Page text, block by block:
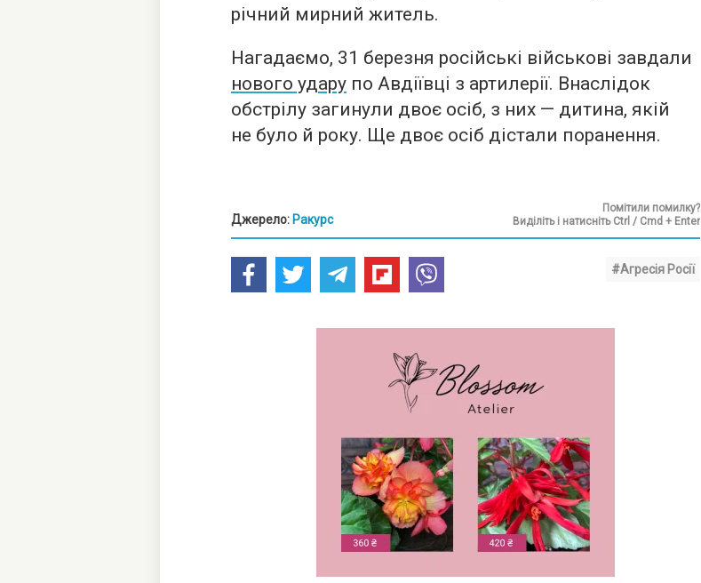
річний мирний житель.
Нагадаємо, 31 березня російські військові завдали
нового удару по Авдіївці з артилерії. Внаслідок
обстрілу загинули двоє осіб, з них — дитина, якій
не було й року. Ще двоє осіб дістали поранення.
Джерело: Ракурс
Помітили помилку?
Виділіть і натисніть Ctrl / Cmd + Enter
#Агресія Росії